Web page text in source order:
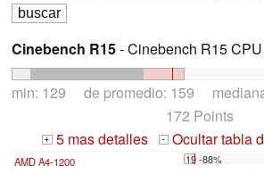
Cinebench R15- Cinebench R15
min: 129 de promedio: 159
172 Points
+ 5 mas detalles - Ocultar tabla
AMD A4-1200 19 -88%